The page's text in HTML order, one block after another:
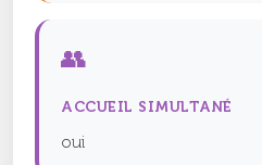
👥
ACCUEIL SIMULTANÉ
oui